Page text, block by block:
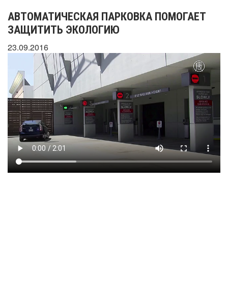
АВТОМАТИЧЕСКАЯ ПАРКОВКА ПОМОГАЕТ
ЗАЩИТИТЬ ЭКОЛОГИЮ
23.09.2016